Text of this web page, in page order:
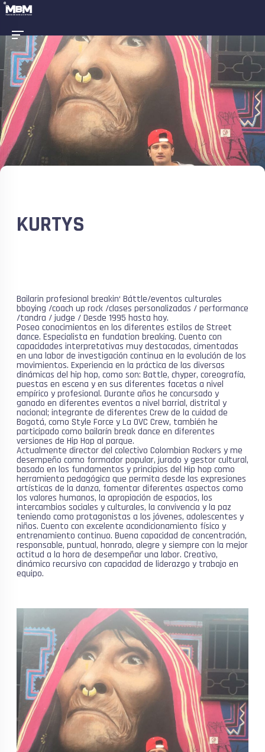
KURTYS
Bailarin profesional breakin‘ Báttle/eventos culturales
bboying /coach up rock /clases personalizadas / performance
/tandra / judge / Desde 1995 hasta hoy.
Poseo conocimientos en los diferentes estilos de Street
dance. Especialista en fundation breaking. Cuento con
capacidades interpretativas muy destacadas, cimentadas
en una labor de investigación continua en la evolución de los
movimientos. Experiencia en la práctica de las diversas
dinámicas del hip hop, como son: Battle, chyper, coreografía,
puestas en escena y en sus diferentes facetas a nivel
empírico y profesional. Durante años he concursado y
ganado en diferentes eventos a nivel barrial, distrital y
nacional; integrante de diferentes Crew de la cuidad de
Bogotá, como Style Force y La OVC Crew, también he
participado como bailarín break dance en diferentes
versiones de Hip Hop al parque.
Actualmente director del colectivo Colombian Rockers y me
desempeño como formador popular, jurado y gestor cultural,
basado en los fundamentos y principios del Hip hop como
herramienta pedagógica que permita desde las expresiones
artísticas de la danza, fomentar diferentes aspectos como
los valores humanos, la apropiación de espacios, los
intercambios sociales y culturales, la convivencia y la paz
teniendo como protagonistas a los jóvenes, adolescentes y
niños. Cuento con excelente acondicionamiento físico y
entrenamiento continuo. Buena capacidad de concentración,
responsable, puntual, honrado, alegre y siempre con la mejor
actitud a la hora de desempeñar una labor. Creativo,
dinámico recursivo con capacidad de liderazgo y trabajo en
equipo.